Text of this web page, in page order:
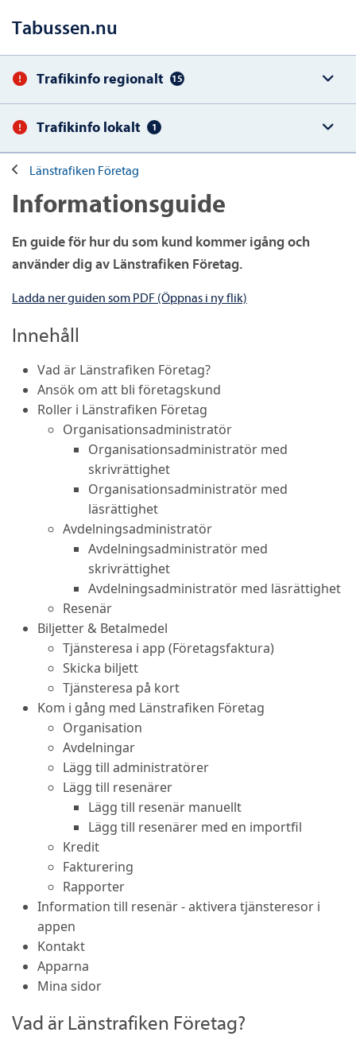
Tabussen.nu
Trafikinfo regionalt 15
Trafikinfo lokalt 1
Länstrafiken Företag
Informationsguide
En guide för hur du som kund kommer igång och
använder dig av Länstrafiken Företag.
Ladda ner guiden som PDF (Öppnas i ny flik)
Innehåll
Vad är Länstrafiken Företag?
Ansök om att bli företagskund
Roller i Länstrafiken Företag
Organisationsadministratör
Organisationsadministratör med
skrivrättighet
Organisationsadministratör med
läsrättighet
Avdelningsadministratör
Avdelningsadministratör med
skrivrättighet
Avdelningsadministratör med läsrättighet
Resenär
Biljetter & Betalmedel
Tjänsteresa i app (Företagsfaktura)
Skicka biljett
Tjänsteresa på kort
Kom i gång med Länstrafiken Företag
Organisation
Avdelningar
Lägg till administratörer
Lägg till resenärer
Lägg till resenär manuellt
Lägg till resenärer med en importfil
Kredit
Fakturering
Rapporter
Information till resenär - aktivera tjänsteresor i
appen
Kontakt
Apparna
Mina sidor
Vad är Länstrafiken Företag?